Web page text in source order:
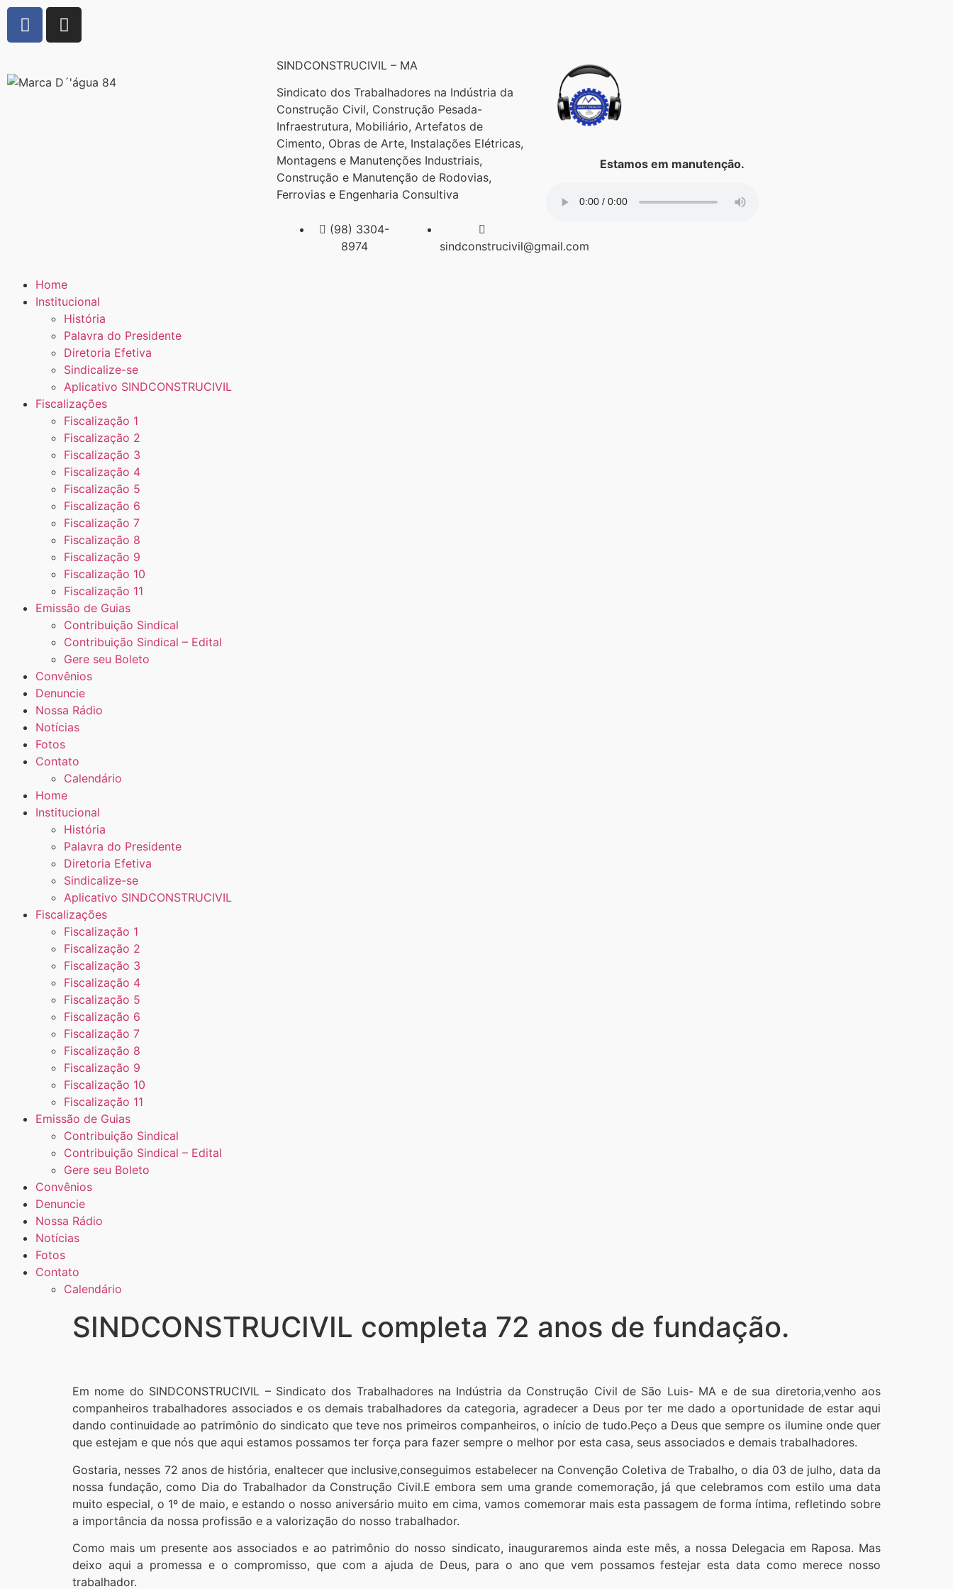
SINDCONSTRUCIVIL – MA
Sindicato dos Trabalhadores na Indústria da
Construção Civil, Construção Pesada-
Infraestrutura, Mobiliário, Artefatos de
Cimento, Obras de Arte, Instalações Elétricas,
Montagens e Manutenções Industriais,
Construção e Manutenção de Rodovias,
Ferrovias e Engenharia Consultiva
(98) 3304-
8974
sindconstrucivil@gmail.com
Estamos em manutenção.
Home
Institucional
História
Palavra do Presidente
Diretoria Efetiva
Sindicalize-se
Aplicativo SINDCONSTRUCIVIL
Fiscalizações
Fiscalização 1
Fiscalização 2
Fiscalização 3
Fiscalização 4
Fiscalização 5
Fiscalização 6
Fiscalização 7
Fiscalização 8
Fiscalização 9
Fiscalização 10
Fiscalização 11
Emissão de Guias
Contribuição Sindical
Contribuição Sindical – Edital
Gere seu Boleto
Convênios
Denuncie
Nossa Rádio
Notícias
Fotos
Contato
Calendário
Home
Institucional
História
Palavra do Presidente
Diretoria Efetiva
Sindicalize-se
Aplicativo SINDCONSTRUCIVIL
Fiscalizações
Fiscalização 1
Fiscalização 2
Fiscalização 3
Fiscalização 4
Fiscalização 5
Fiscalização 6
Fiscalização 7
Fiscalização 8
Fiscalização 9
Fiscalização 10
Fiscalização 11
Emissão de Guias
Contribuição Sindical
Contribuição Sindical – Edital
Gere seu Boleto
Convênios
Denuncie
Nossa Rádio
Notícias
Fotos
Contato
Calendário
SINDCONSTRUCIVIL completa 72 anos de fundação.
Em nome do SINDCONSTRUCIVIL – Sindicato dos Trabalhadores na Indústria da Construção Civil de São Luis- MA e de sua diretoria,venho aos
companheiros trabalhadores associados e os demais trabalhadores da categoria, agradecer a Deus por ter me dado a oportunidade de estar aqui
dando continuidade ao patrimônio do sindicato que teve nos primeiros companheiros, o início de tudo.Peço a Deus que sempre os ilumine onde quer
que estejam e que nós que aqui estamos possamos ter força para fazer sempre o melhor por esta casa, seus associados e demais trabalhadores.
Gostaria, nesses 72 anos de história, enaltecer que inclusive,conseguimos estabelecer na Convenção Coletiva de Trabalho, o dia 03 de julho, data da
nossa fundação, como Dia do Trabalhador da Construção Civil.E embora sem uma grande comemoração, já que celebramos com estilo uma data
muito especial, o 1º de maio, e estando o nosso aniversário muito em cima, vamos comemorar mais esta passagem de forma íntima, refletindo sobre
a importância da nossa profissão e a valorização do nosso trabalhador.
Como mais um presente aos associados e ao patrimônio do nosso sindicato, inauguraremos ainda este mês, a nossa Delegacia em Raposa. Mas
deixo aqui a promessa e o compromisso, que com a ajuda de Deus, para o ano que vem possamos festejar esta data como merece nosso
trabalhador.